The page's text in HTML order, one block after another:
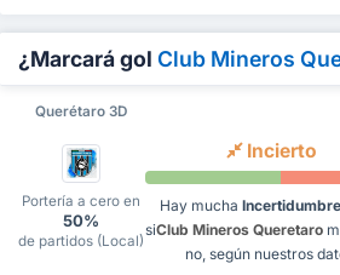
¿Marcará gol Club Mineros
Querétaro 3D
Portería a cero en
50%
de partidos (Local)
Incierto
Hay mucha Incertidumbre
siClub Mineros Queretaro
no, según nuestros